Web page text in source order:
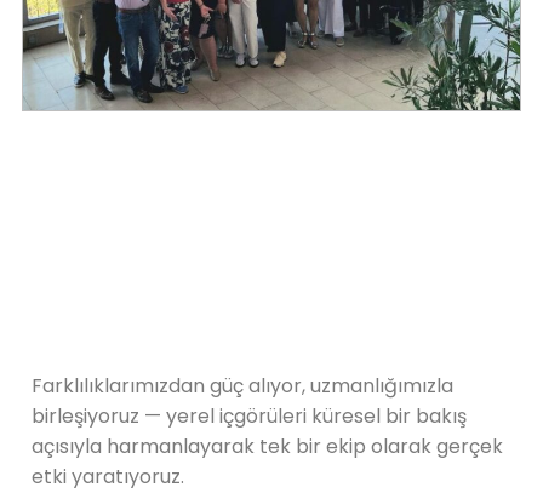
Farklılıklarımızdan güç alıyor, uzmanlığımızla
birleşiyoruz — yerel içgörüleri küresel bir bakış
açısıyla harmanlayarak tek bir ekip olarak gerçek
etki yaratıyoruz.